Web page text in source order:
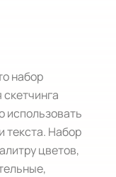
набор
использовать
текста. Набор
цветов,